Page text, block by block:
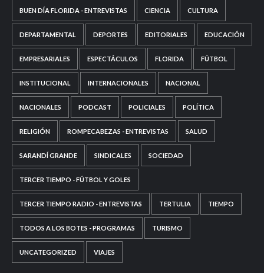
BUEN DÍA FLORIDA - ENTREVISTAS CIENCIA CULTURA
DEPARTAMENTAL DEPORTES EDITORIALES EDUCACIÓN
EMPRESARIALES ESPECTÁCULOS FLORIDA FÚTBOL
INSTITUCIONAL INTERNACIONALES NACIONAL
NACIONALES PODCAST POLICIALES POLÍTICA
RELIGIÓN ROMPECABEZAS - ENTREVISTAS SALUD
SARANDÍ GRANDE SINDICALES SOCIEDAD
TERCER TIEMPO - FÚTBOL Y GOLES
TERCER TIEMPO RADIO - ENTREVISTAS TERTULIA TIEMPO
TODOS A LOS BOTES - PROGRAMAS TURISMO
UNCATEGORIZED VIAJES